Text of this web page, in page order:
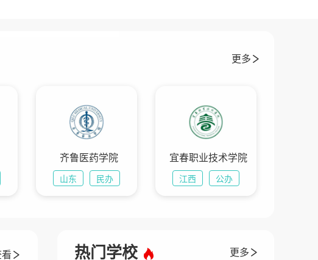
更多
齐鲁医药学院
山东 民办
宜春职业技术学院
江西 公办
热门学校 更多